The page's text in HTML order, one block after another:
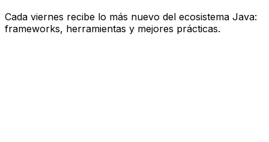
Cada viernes recibe lo más nuevo del ecosistema Java:
frameworks, herramientas y mejores prácticas.